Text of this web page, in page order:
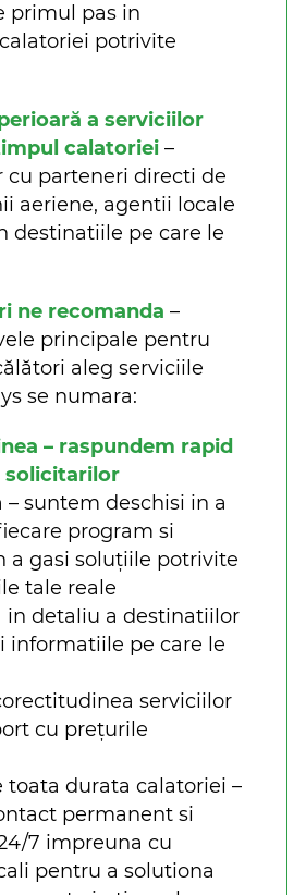
primul pas in
potrivite
a serviciilor
calatoriei –
cu parteneri directi de
aeriene, agentii locale
destinatiile pe care le
ne recomanda –
principale pentru
aleg serviciile
se numara:
– raspundem rapid
solicitarilor
– suntem deschisi in a
program si
a gasi soluțiile potrivite
tale reale
in detaliu a destinatiilor
informatiile pe care le
serviciilor
cu prețurile
toata durata calatoriei –
permanent si
7 impreuna cu
pentru a solutiona